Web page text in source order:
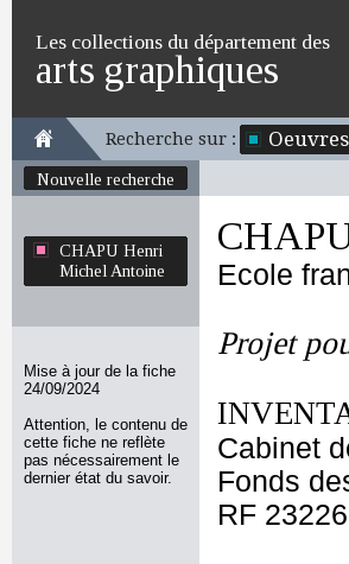
Les collections du département des
arts graphiques
Recherche sur : Oeuvres
Nouvelle recherche
CHAPU Henri
Michel Antoine
Mise à jour de la fiche
24/09/2024
Attention, le contenu de
cette fiche ne reflète
pas nécessairement le
dernier état du savoir.
Ecole
Projet
Cabinet
Fonds
RF